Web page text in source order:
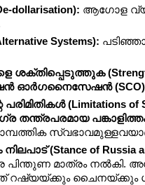
ആഗോള
Systems):
ഓർഗനൈസേഷൻ (SCO)
(Limitations of
തന്ത്രപരമായ പങ്കാളിത്തം
(Stance of Russia
പിന്തുണ മാത്രം നൽകി.
റഷ്യയ്ക്കും